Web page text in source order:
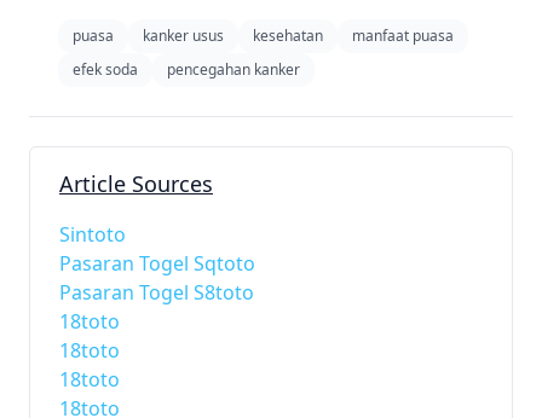
puasa kanker usus kesehatan
manfaat puasa
efek soda
pencegahan kanker
Article Sources
Sintoto
Pasaran Togel Sqtoto
Pasaran Togel S8toto
18toto
18toto
18toto
18toto